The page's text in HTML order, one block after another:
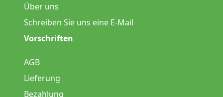
Über uns
Schreiben Sie uns eine E-Mail
Vorschriften
AGB
Lieferung
Bezahlung